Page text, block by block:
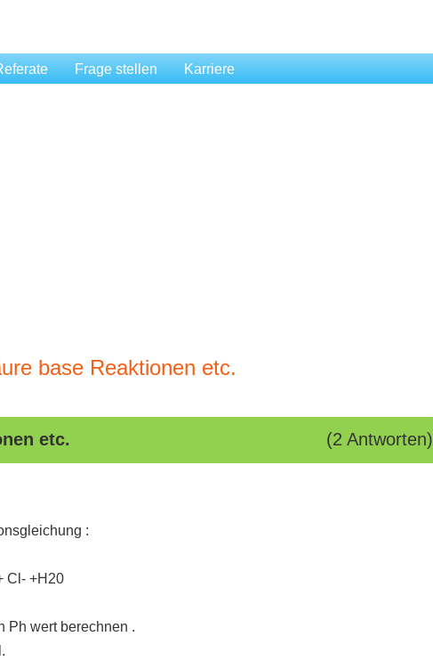
Frage stellen Karriere
base Reaktionen etc.
etc. (2 Antworten)
:
Cl- +H20
Ph wert berechnen .